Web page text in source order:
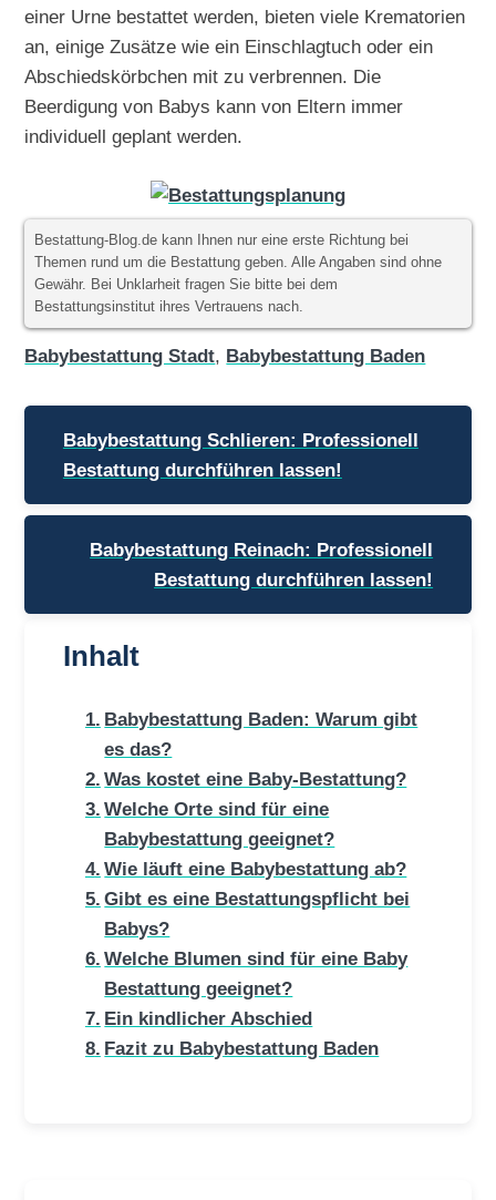
einer Urne bestattet werden, bieten viele Krematorien
an, einige Zusätze wie ein Einschlagtuch oder ein
Abschiedskörbchen mit zu verbrennen. Die
Beerdigung von Babys kann von Eltern immer
individuell geplant werden.
Bestattung-Blog.de kann Ihnen nur eine erste Richtung bei
Themen rund um die Bestattung geben. Alle Angaben sind ohne
Gewähr. Bei Unklarheit fragen Sie bitte bei dem
Bestattungsinstitut ihres Vertrauens nach.
Babybestattung Stadt, Babybestattung Baden
Beitragsnavigation
Babybestattung Schlieren: Professionell
Bestattung durchführen lassen!
Babybestattung Reinach: Professionell
Bestattung durchführen lassen!
Inhalt
Babybestattung Baden: Warum gibt
es das?
Was kostet eine Baby-Bestattung?
Welche Orte sind für eine
Babybestattung geeignet?
Wie läuft eine Babybestattung ab?
Gibt es eine Bestattungspflicht bei
Babys?
Welche Blumen sind für eine Baby
Bestattung geeignet?
Ein kindlicher Abschied
Fazit zu Babybestattung Baden